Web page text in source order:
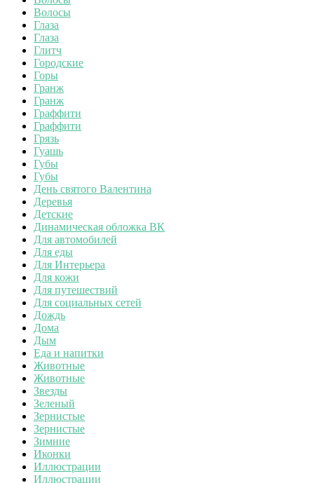
Волосы
Глаза
Глаза
Глитч
Городские
Горы
Гранж
Гранж
Граффити
Граффити
Грязь
Гуашь
Губы
Губы
День святого Валентина
Деревья
Детские
Динамическая обложка ВК
Для автомобилей
Для еды
Для Интерьера
Для кожи
Для путешествий
Для социальных сетей
Дождь
Дома
Дым
Еда и напитки
Животные
Животные
Звезды
Зеленый
Зернистые
Зернистые
Зимние
Иконки
Иллюстрации
Иллюстрации